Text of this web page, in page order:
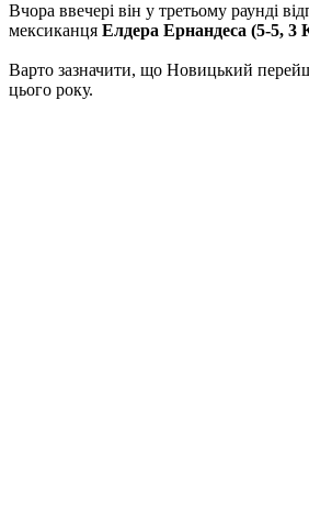
Вчора ввечері він у третьому раунді
мексиканця Елдера Ернандеса (5-5, 3
Варто зазначити, що Новицький
цього року.